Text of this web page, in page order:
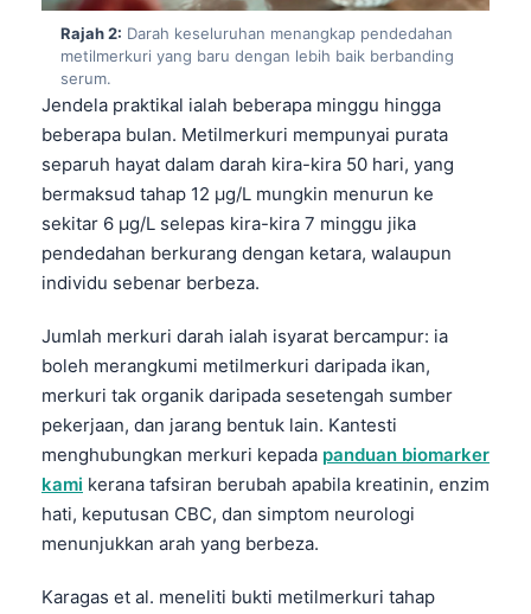
Rajah 2: Darah keseluruhan menangkap pendedahan
metilmerkuri yang baru dengan lebih baik berbanding
serum.
Jendela praktikal ialah beberapa minggu hingga
beberapa bulan. Metilmerkuri mempunyai purata
separuh hayat dalam darah kira-kira 50 hari, yang
bermaksud tahap 12 µg/L mungkin menurun ke
sekitar 6 µg/L selepas kira-kira 7 minggu jika
pendedahan berkurang dengan ketara, walaupun
individu sebenar berbeza.
Jumlah merkuri darah ialah isyarat bercampur: ia
boleh merangkumi metilmerkuri daripada ikan,
merkuri tak organik daripada sesetengah sumber
pekerjaan, dan jarang bentuk lain. Kantesti
menghubungkan merkuri kepada panduan biomarker
kami kerana tafsiran berubah apabila kreatinin, enzim
hati, keputusan CBC, dan simptom neurologi
menunjukkan arah yang berbeza.
Karagas et al. meneliti bukti metilmerkuri tahap